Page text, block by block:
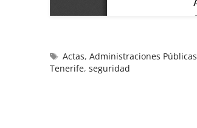
Actas,Administraciones Públicas
Tenerife, seguridad